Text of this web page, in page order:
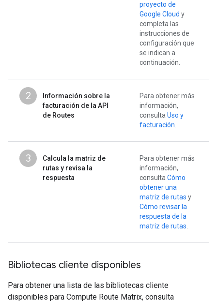
proyecto de
Google Cloud y
completa las
instrucciones de
configuración que
se indican a
continuación.
2
Información sobre la
facturación de la API
de Routes
Para obtener más
información,
consulta Uso y
facturación
3
Calcula la matriz de
rutas y revisa la
respuesta
Para obtener más
información,
consulta Cómo
obtener una
matriz de rutas y
Cómo revisar la
respuesta de la
matriz de rutas
Bibliotecas cliente disponibles
Para obtener una lista de las bibliotecas cliente
disponibles para Compute Route Matrix, consulta